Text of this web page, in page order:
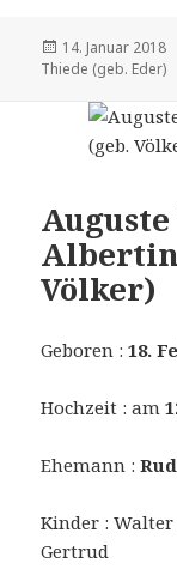
Veröffentlicht
am
14. Januar 2018
Thiede (geb. Eder)
Völker)
Geboren :18.
Hochzeit : am
Ehemann :
Kinder : Walter
Gertrud